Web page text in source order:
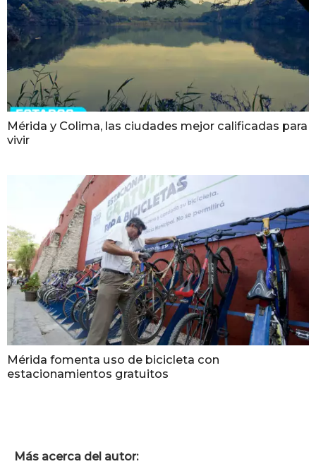
Mérida y Colima, las ciudades mejor calificadas para
vivir
Mérida fomenta uso de bicicleta con
estacionamientos gratuitos
Más acerca del autor: